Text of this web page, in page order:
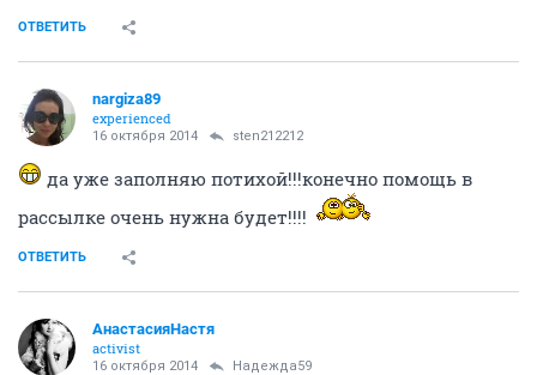
ОТВЕТИТЬ
nargiza89
experienced
16 октября 2014 sten212212
да уже заполняю потихой!!!конечно помощь в
рассылке очень нужна будет!!!!
ОТВЕТИТЬ
АнастасияНастя
activist
16 октября 2014 Надежда59